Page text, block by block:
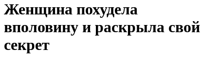
Женщина похудела
вполовину и раскрыла свой
секрет